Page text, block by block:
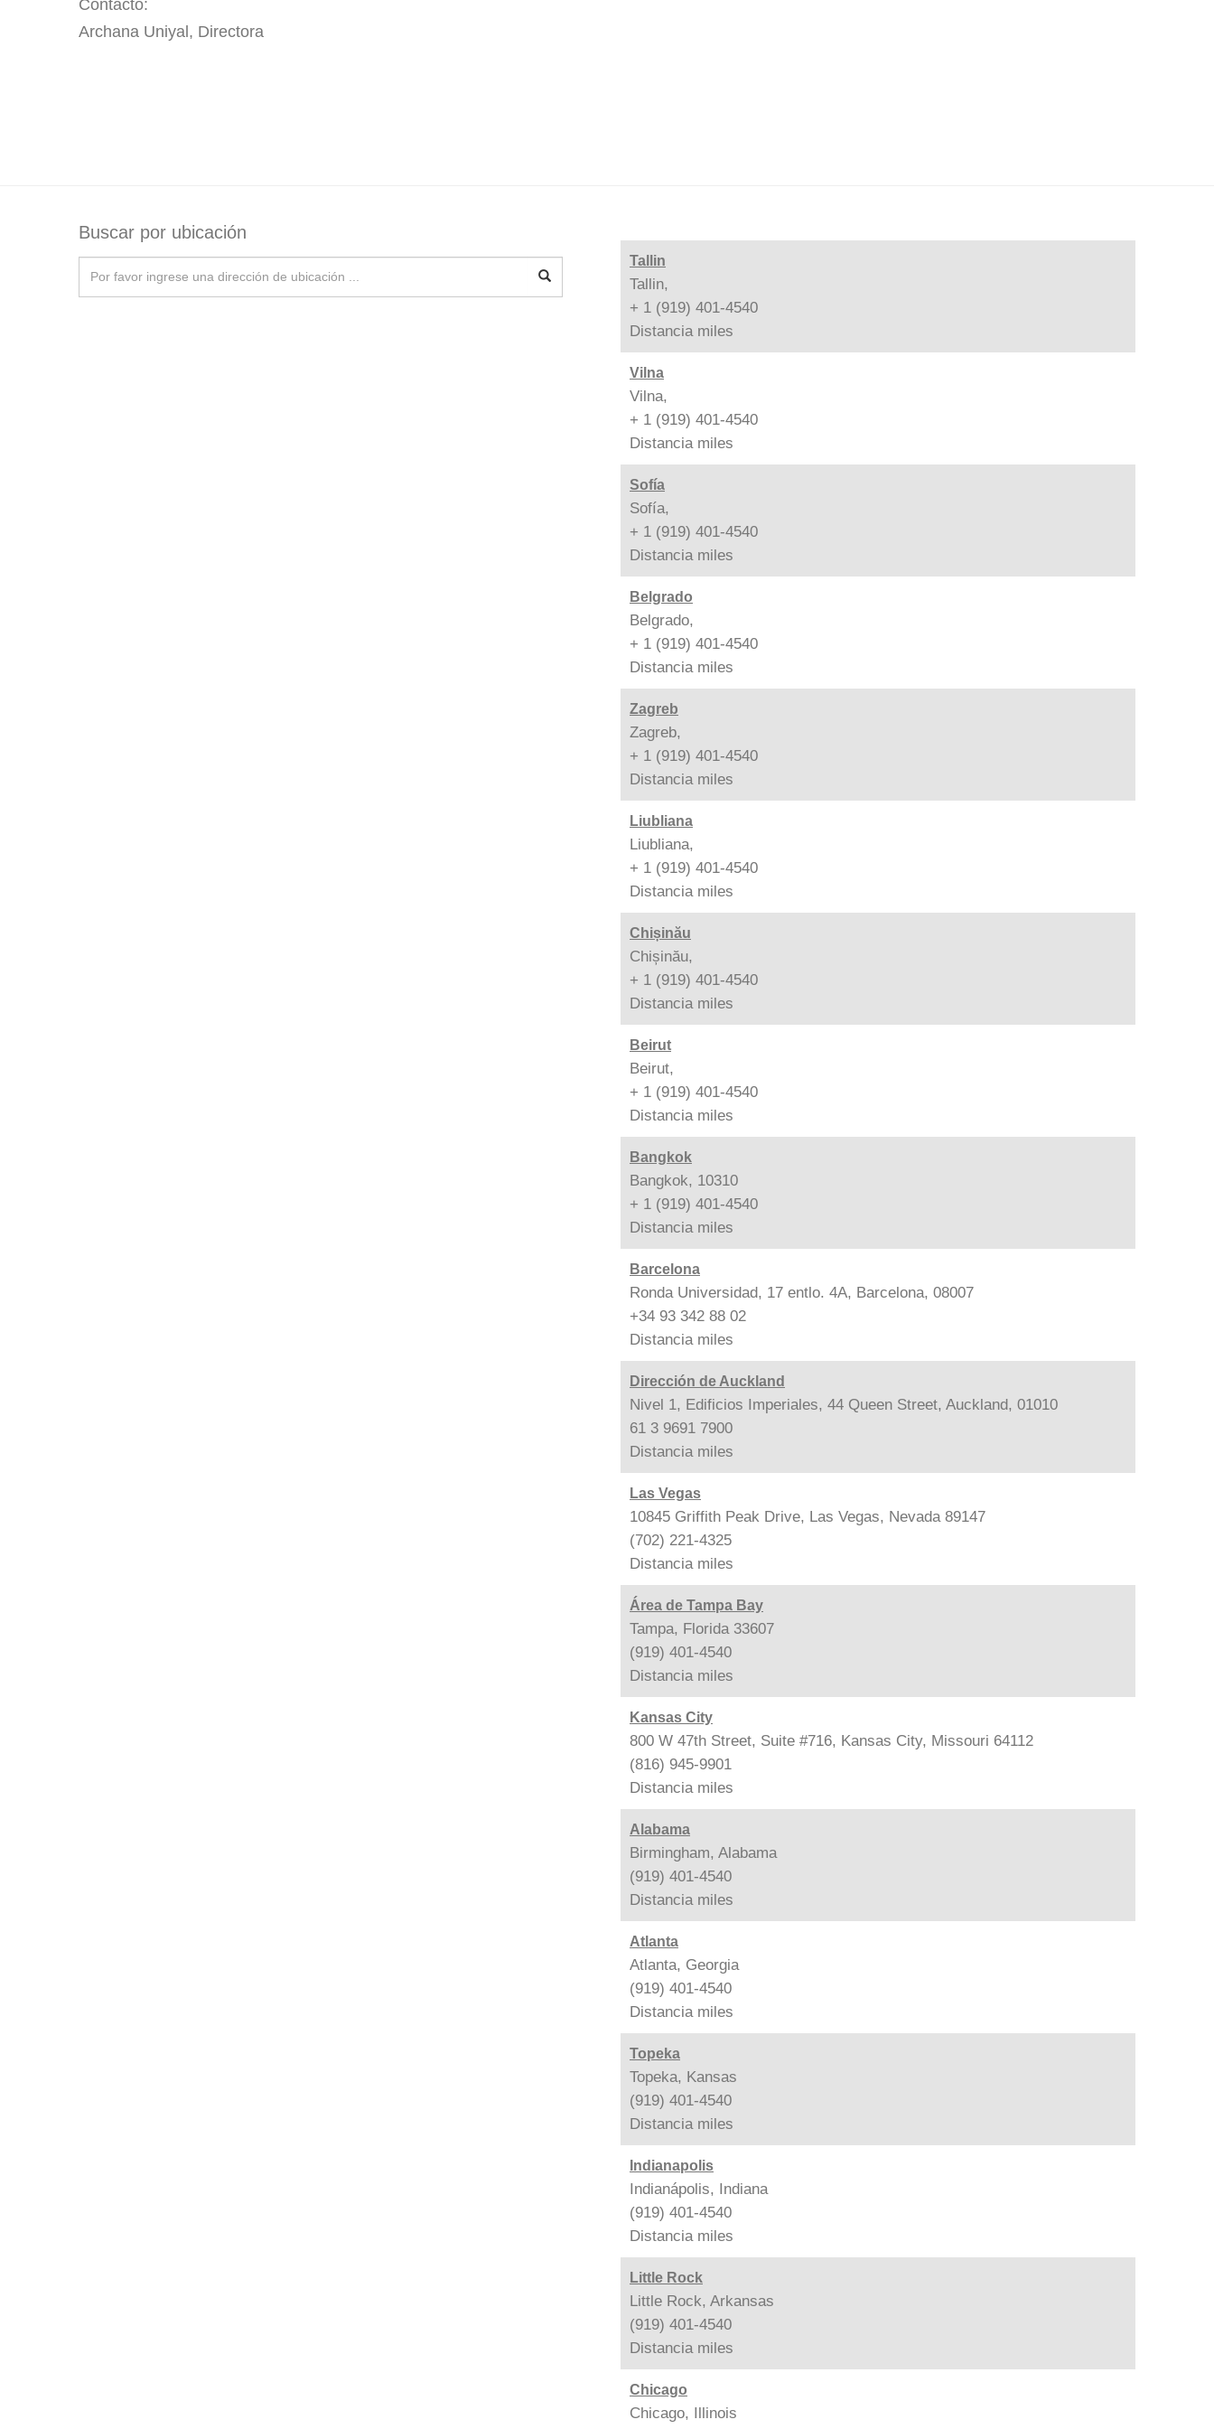
Contacto:
Archana Uniyal, Directora
Buscar por ubicación
Tallin
Tallin,
+ 1 (919) 401-4540
Distancia miles
Vilna
Vilna,
+ 1 (919) 401-4540
Distancia miles
Sofía
Sofía,
+ 1 (919) 401-4540
Distancia miles
Belgrado
Belgrado,
+ 1 (919) 401-4540
Distancia miles
Zagreb
Zagreb,
+ 1 (919) 401-4540
Distancia miles
Liubliana
Liubliana,
+ 1 (919) 401-4540
Distancia miles
Chișinău
Chișinău,
+ 1 (919) 401-4540
Distancia miles
Beirut
Beirut,
+ 1 (919) 401-4540
Distancia miles
Bangkok
Bangkok, 10310
+ 1 (919) 401-4540
Distancia miles
Barcelona
Ronda Universidad, 17 entlo. 4A, Barcelona, 08007
+34 93 342 88 02
Distancia miles
Dirección de Auckland
Nivel 1, Edificios Imperiales, 44 Queen Street, Auckland, 01010
61 3 9691 7900
Distancia miles
Las Vegas
10845 Griffith Peak Drive, Las Vegas, Nevada 89147
(702) 221-4325
Distancia miles
Área de Tampa Bay
Tampa, Florida 33607
(919) 401-4540
Distancia miles
Kansas City
800 W 47th Street, Suite #716, Kansas City, Missouri 64112
(816) 945-9901
Distancia miles
Alabama
Birmingham, Alabama
(919) 401-4540
Distancia miles
Atlanta
Atlanta, Georgia
(919) 401-4540
Distancia miles
Topeka
Topeka, Kansas
(919) 401-4540
Distancia miles
Indianapolis
Indianápolis, Indiana
(919) 401-4540
Distancia miles
Little Rock
Little Rock, Arkansas
(919) 401-4540
Distancia miles
Chicago
Chicago, Illinois